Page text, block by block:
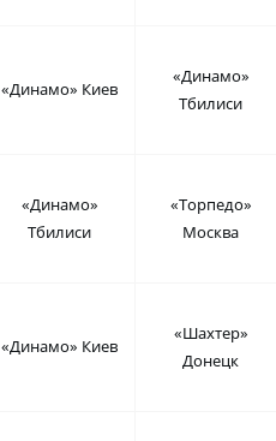
«Динамо» Киев
«Динамо»
Тбилиси
«Динамо»
Тбилиси
«Торпедо»
Москва
«Динамо» Киев
«Шахтер»
Донецк